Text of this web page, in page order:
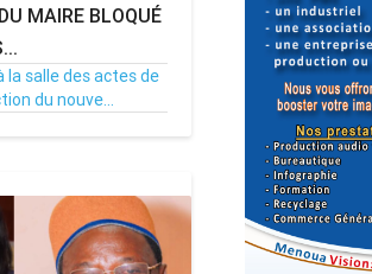
MAIRE BLOQUÉ
la salle des actes de
du nouve...
0
GESPROS